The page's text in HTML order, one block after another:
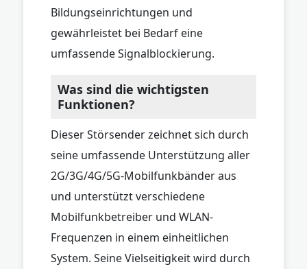
Bildungseinrichtungen und
gewährleistet bei Bedarf eine
umfassende Signalblockierung.
Was sind die wichtigsten
Funktionen?
Dieser Störsender zeichnet sich durch
seine umfassende Unterstützung aller
2G/3G/4G/5G-Mobilfunkbänder aus
und unterstützt verschiedene
Mobilfunkbetreiber und WLAN-
Frequenzen in einem einheitlichen
System. Seine Vielseitigkeit wird durch